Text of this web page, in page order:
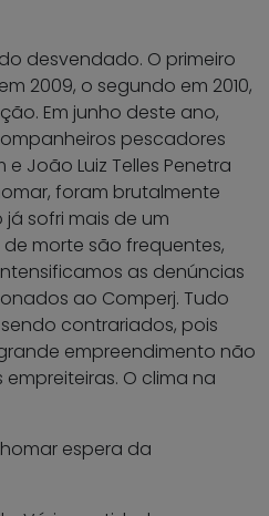
desvendado. O primeiro
2009, o segundo em 2010,
Em junho deste ano,
pescadores
e João Luiz Telles Penetra
foram brutalmente
já sofri mais de um
morte são frequentes,
as denúncias
ao Comperj. Tudo
contrariados, pois
empreendimento não
O clima na
espera da